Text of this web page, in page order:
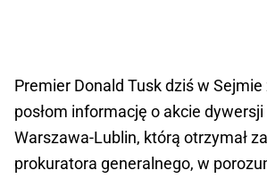
Premier Donald Tusk dziś w
posłom informację o akcie
Warszawa-Lublin, którą otrzymał
prokuratora generalnego, w